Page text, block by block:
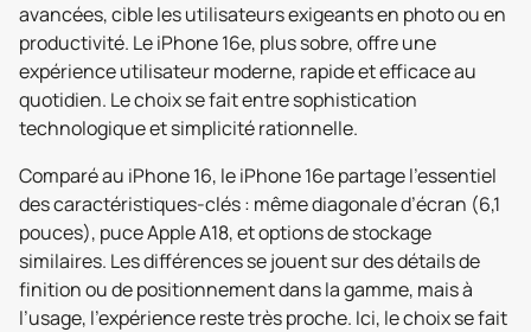
avancées, cible les utilisateurs exigeants en photo ou en
productivité. Le iPhone 16e, plus sobre, offre une
expérience utilisateur moderne, rapide et efficace au
quotidien. Le choix se fait entre sophistication
technologique et simplicité rationnelle.
Comparé au iPhone 16, le iPhone 16e partage l’essentiel
des caractéristiques-clés : même diagonale d’écran (6,1
pouces), puce Apple A18, et options de stockage
similaires. Les différences se jouent sur des détails de
finition ou de positionnement dans la gamme, mais à
l’usage, l’expérience reste très proche. Ici, le choix se fait